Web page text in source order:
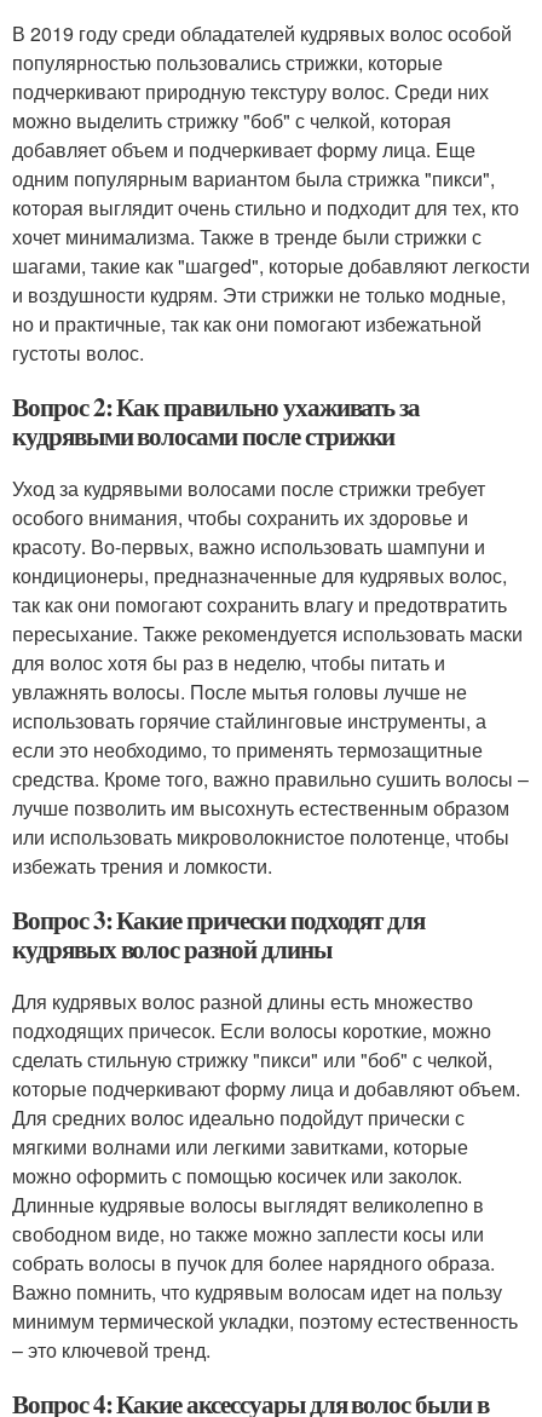
В 2019 году среди обладателей кудрявых волос особой
популярностью пользовались стрижки, которые
подчеркивают природную текстуру волос. Среди них
можно выделить стрижку "боб" с челкой, которая
добавляет объем и подчеркивает форму лица. Еще
одним популярным вариантом была стрижка "пикси",
которая выглядит очень стильно и подходит для тех, кто
хочет минимализма. Также в тренде были стрижки с
шагами, такие как "шагged", которые добавляют легкости
и воздушности кудрям. Эти стрижки не только модные,
но и практичные, так как они помогают избежатьной
густоты волос.
Вопрос 2: Как правильно ухаживать за
кудрявыми волосами после стрижки
Уход за кудрявыми волосами после стрижки требует
особого внимания, чтобы сохранить их здоровье и
красоту. Во-первых, важно использовать шампуни и
кондиционеры, предназначенные для кудрявых волос,
так как они помогают сохранить влагу и предотвратить
пересыхание. Также рекомендуется использовать маски
для волос хотя бы раз в неделю, чтобы питать и
увлажнять волосы. После мытья головы лучше не
использовать горячие стайлинговые инструменты, а
если это необходимо, то применять термозащитные
средства. Кроме того, важно правильно сушить волосы –
лучше позволить им высохнуть естественным образом
или использовать микроволокнистое полотенце, чтобы
избежать трения и ломкости.
Вопрос 3: Какие прически подходят для
кудрявых волос разной длины
Для кудрявых волос разной длины есть множество
подходящих причесок. Если волосы короткие, можно
сделать стильную стрижку "пикси" или "боб" с челкой,
которые подчеркивают форму лица и добавляют объем.
Для средних волос идеально подойдут прически с
мягкими волнами или легкими завитками, которые
можно оформить с помощью косичек или заколок.
Длинные кудрявые волосы выглядят великолепно в
свободном виде, но также можно заплести косы или
собрать волосы в пучок для более нарядного образа.
Важно помнить, что кудрявым волосам идет на пользу
минимум термической укладки, поэтому естественность
– это ключевой тренд.
Вопрос 4: Какие аксессуары для волос были в